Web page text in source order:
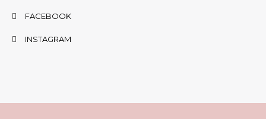
FACEBOOK
INSTAGRAM